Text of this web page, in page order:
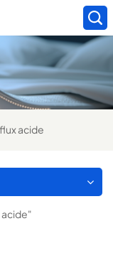
acide
acide"